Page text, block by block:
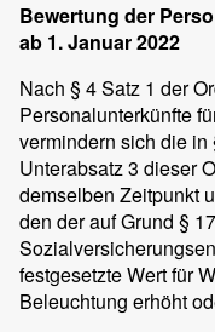
Bewertung der
ab 1. Januar 2022
Nach § 4 Satz 1 der
Personalunterkünfte
vermindern sich die
Unterabsatz 3 dieser
demselben Zeitpunkt
den der auf Grund §
festgesetzte Wert für
Beleuchtung erhöht